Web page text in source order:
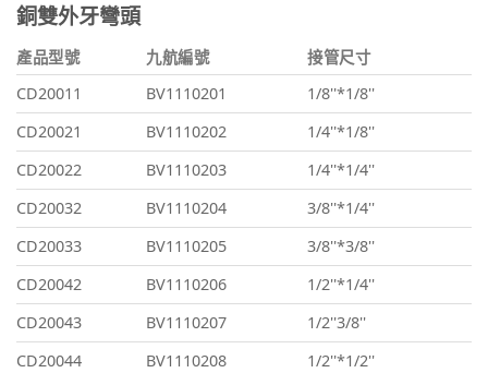
銅雙外牙彎頭
產品型號 九航編號
接管尺寸
CD20011
BV1110201
1/8''*1/8''
CD20021
BV1110202
1/4''*1/8''
CD20022
BV1110203
1/4''*1/4''
CD20032
BV1110204
3/8''*1/4''
CD20033
BV1110205
3/8''*3/8''
CD20042
BV1110206
1/2''*1/4''
CD20043
BV1110207
1/2''3/8''
CD20044
BV1110208
1/2''*1/2''